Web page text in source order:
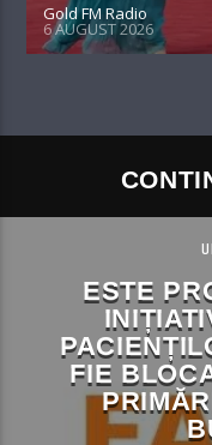
Gold FM Radio
6 AUGUST 2026
ESTE
FIE